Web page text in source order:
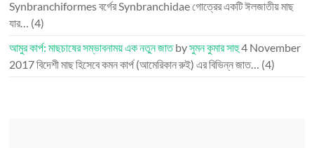
Synbranchiformes বর্গের Synbranchidae গোত্রের একটি ঈলজাতীয় মাছ
যার… (4)
আমুর কার্প: মাছচাষের সম্ভাবনাময় এক নতুন জাতbyসুমন কুমার সাহু4 November
2017বিদেশী মাছ হিসেবে কমন কার্প (আমেরিকান রুই) এর বিভিন্ন জাত… (4)